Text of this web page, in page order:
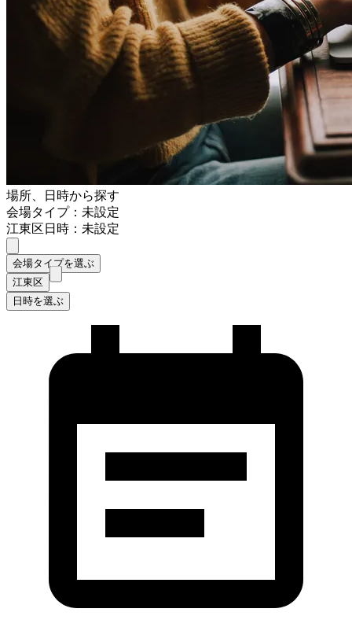
場所、日時から探す
会場タイプ：未設定
江東区日時：未設定
会場タイプを選ぶ
江東区
日時を選ぶ